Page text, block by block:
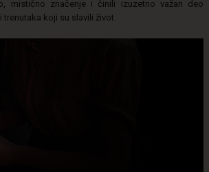
mistično značenje i činili izuzetno važan deo
koji su slavili život.